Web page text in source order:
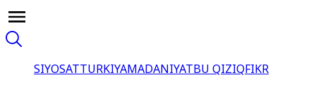
SIYOSATTURKIYAMADANIYATBU QIZIQFIKR